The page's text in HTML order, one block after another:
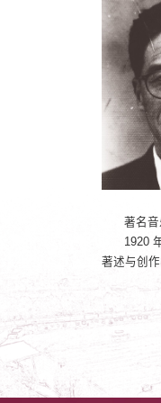
著名
1920
著述与创作